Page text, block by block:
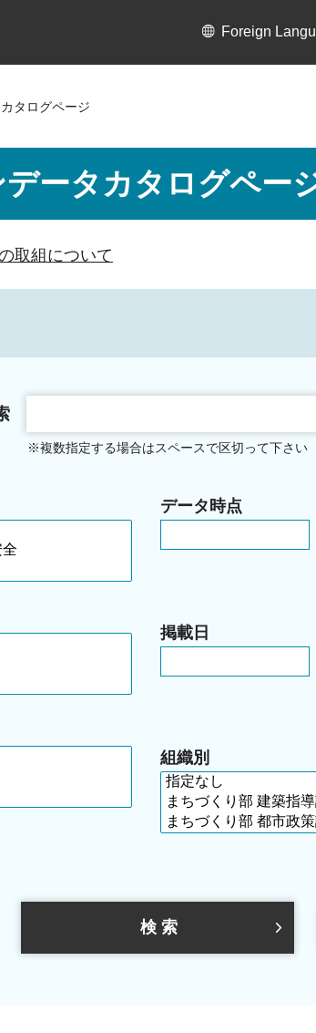
Foreign
タログページ
ータカタログペー
取組について
※複数指定する場合はスペースで区切って下さい
データ時点
掲載日
組織別